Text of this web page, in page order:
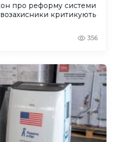
про реформу системи
критикують
356